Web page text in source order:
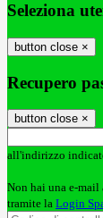
Seleziona
button close ×
Recupero
button close ×
all'indirizzo
Non hai una e-mail
tramite la Login